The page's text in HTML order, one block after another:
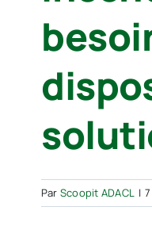
Par Scoopit ADACL |